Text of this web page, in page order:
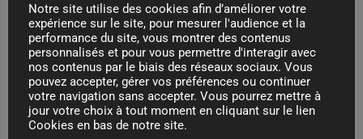
qu’en Bourgogne Franche-Comté (4051 trajets).
Parallèlement, en analysant les déplacements au sein de
chacun des ces territoires, l’Observatoire indique que c’est
en Seine-Maritime (85 000 trajets) que l’adhésion pour le
covoiturage a été la plus forte au cours de ce nouveau
Notre site utilise des cookies afin d’améliorer votre
expérience sur le site, pour mesurer l'audience et la
performance du site, vous montrer des contenus
personnalisés et pour vous permettre d'interagir avec
nos contenus par le biais des réseaux sociaux. Vous
pouvez accepter, gérer vos préférences ou continuer
votre navigation sans accepter. Vous pourrez mettre à
jour votre choix à tout moment en cliquant sur le lien
Cookies en bas de notre site.